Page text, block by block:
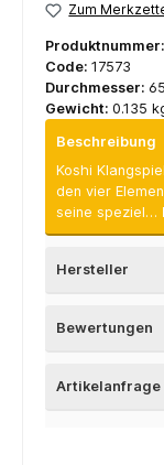
Zum
Produktnummer:
Code: 17573
Durchmesser:
Gewicht: 0.135
Beschreibung
Koshi
den vier
seine speziel…
Hersteller
Bewertungen
Artikelanfrage